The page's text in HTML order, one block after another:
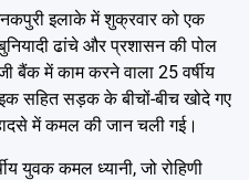
इलाके में शुक्रवार को एक
ढांचे और प्रशासन की पोल
बैंक में काम करने वाला 25 वर्षीय
सहित सड़क के बीचों-बीच खोदे गए
में कमल की जान चली गई।
युवक कमल ध्यानी, जो रोहिणी